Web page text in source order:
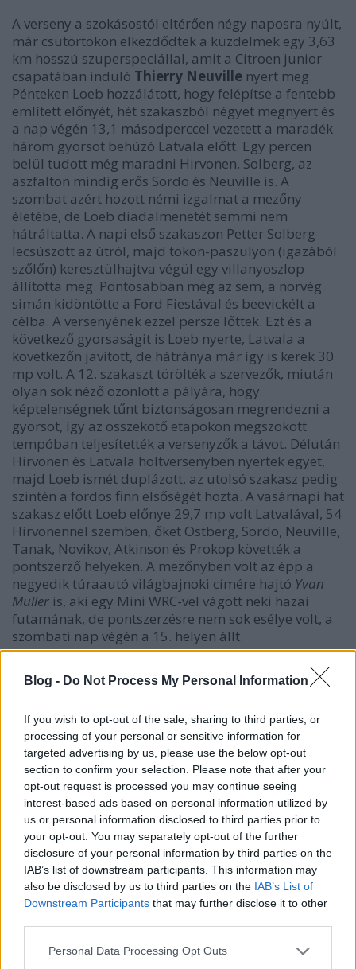
Blog - Do Not Process My Personal Information
If you wish to opt-out of the sale, sharing to third parties, or
processing of your personal or sensitive information for
targeted advertising by us, please use the below opt-out
section to confirm your selection. Please note that after your
opt-out request is processed you may continue seeing
interest-based ads based on personal information utilized by
us or personal information disclosed to third parties prior to
your opt-out. You may separately opt-out of the further
disclosure of your personal information by third parties on the
IAB’s list of downstream participants. This information may
also be disclosed by us to third parties on the IAB’s List of
Downstream Participants that may further disclose it to other
Please note that this website/app uses one or more Google
Personal Data Processing Opt Outs
A verseny a szokásostól eltérően négy naposra nyúlt,
már csütörtökön elkezdődtek a küzdelmek egy 3,63
km hosszú szuperspeciállal, amit a Citroen junior
csapatában induló Thierry Neuville nyert meg.
Pénteken Loeb hozzálátott, hogy felépítse a fentebb
említett előnyét, hét szakaszból négyet megnyert és
a nap végén 13,1 másodperccel vezetett a maradék
három gyorsot behúzó Latvala előtt. Egy percen
belül tudott még maradni Hirvonen, Solberg, az
aszfalton mindig erős Sordo és Neuville is. A
szombat azért hozott némi izgalmat a mezőny
életébe, de Loeb diadalmenetét semmi nem
hátráltatta. A napi első szakaszon Petter Solberg
lecsúszott az útról, majd tökön-paszulyon (igazából
szőlőn) keresztülhajtva végül egy villanyoszlop
állította meg. Pontosabban még az sem, a norvég
simán kidöntötte a Ford Fiestával és beevickélt a
célba. A versenyének ezzel persze lőttek. Ezt és a
következő gyorsaságit is Loeb nyerte, Latvala a
következőn javított, de hátránya már így is kerek 30
mp volt. A 12. szakaszt törölték a szervezők, miután
olyan sok néző özönlött a pályára, hogy
képtelenségnek tűnt biztonságosan megrendezni a
gyorsot, így az összekötő etapokon megszokott
tempóban teljesítették a versenyzők a távot. Délután
Hirvonen és Latvala holtversenyben nyertek egyet,
majd Loeb ismét duplázott, az utolsó szakasz pedig
szintén a fordos finn elsőségét hozta. A vasárnapi hat
szakasz előtt Loeb előnye 29,7 mp volt Latvalával, 54
Hirvonennel szemben, őket Ostberg, Sordo, Neuville,
Tanak, Novikov, Atkinson és Prokop követték a
pontszerző helyeken. A mezőnyben volt az épp a
negyedik túraautó világbajnoki címére hajtó Yvan
Muller is, aki egy Mini WRC-vel vágott neki hazai
futamának, de pontszerzésre nem sok esélye volt, a
szombati nap végén a 15. helyen állt.
A vasárnap Thierry Neuville napja lett, az ifjú belga
hatból öt szakaszt megnyerve jelentkezett be
tudjuk, Loeb jövőre már nem áll rajthoz minden
futamon, helyét feltehetően Neuville örökli meg a
Citroen első számú csapatában, míg az első számú
versenyzőjükké Hirvonen lép elő. A belga épp csak a
nap legfontosabb szakaszát, a szokásoktól eltérően
nem a verseny legvégén megrendezett Power Stage-
et nem nyerte meg. A PS-hez mérten szokatlanul
hosszú, 17 kilométeres gyorson az észtTanak
villant
meg, így övé lett az extra 3 pont, Neuville 2, Ostberg
1 egységgel gyarapodott. A citroenes erőfeszítései
kifizetődtek, összetettben feljött a negyedik helyre,
ami pályafutása eddigi legjobb eredménye
világbajnoki futamon. Sordo a végén kihullott a
kormánymű hibája miatt, így a további pontszerző